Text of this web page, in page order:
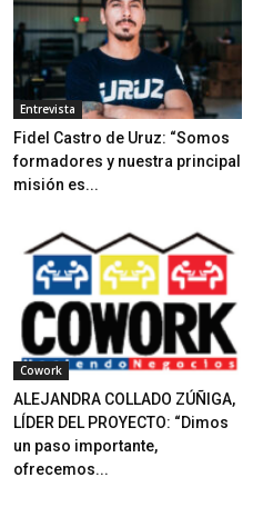
Entrevista
Fidel Castro de Uruz: “Somos
formadores y nuestra principal
misión es...
Cowork
ALEJANDRA COLLADO ZÚÑIGA,
LÍDER DEL PROYECTO: “Dimos
un paso importante,
ofrecemos...